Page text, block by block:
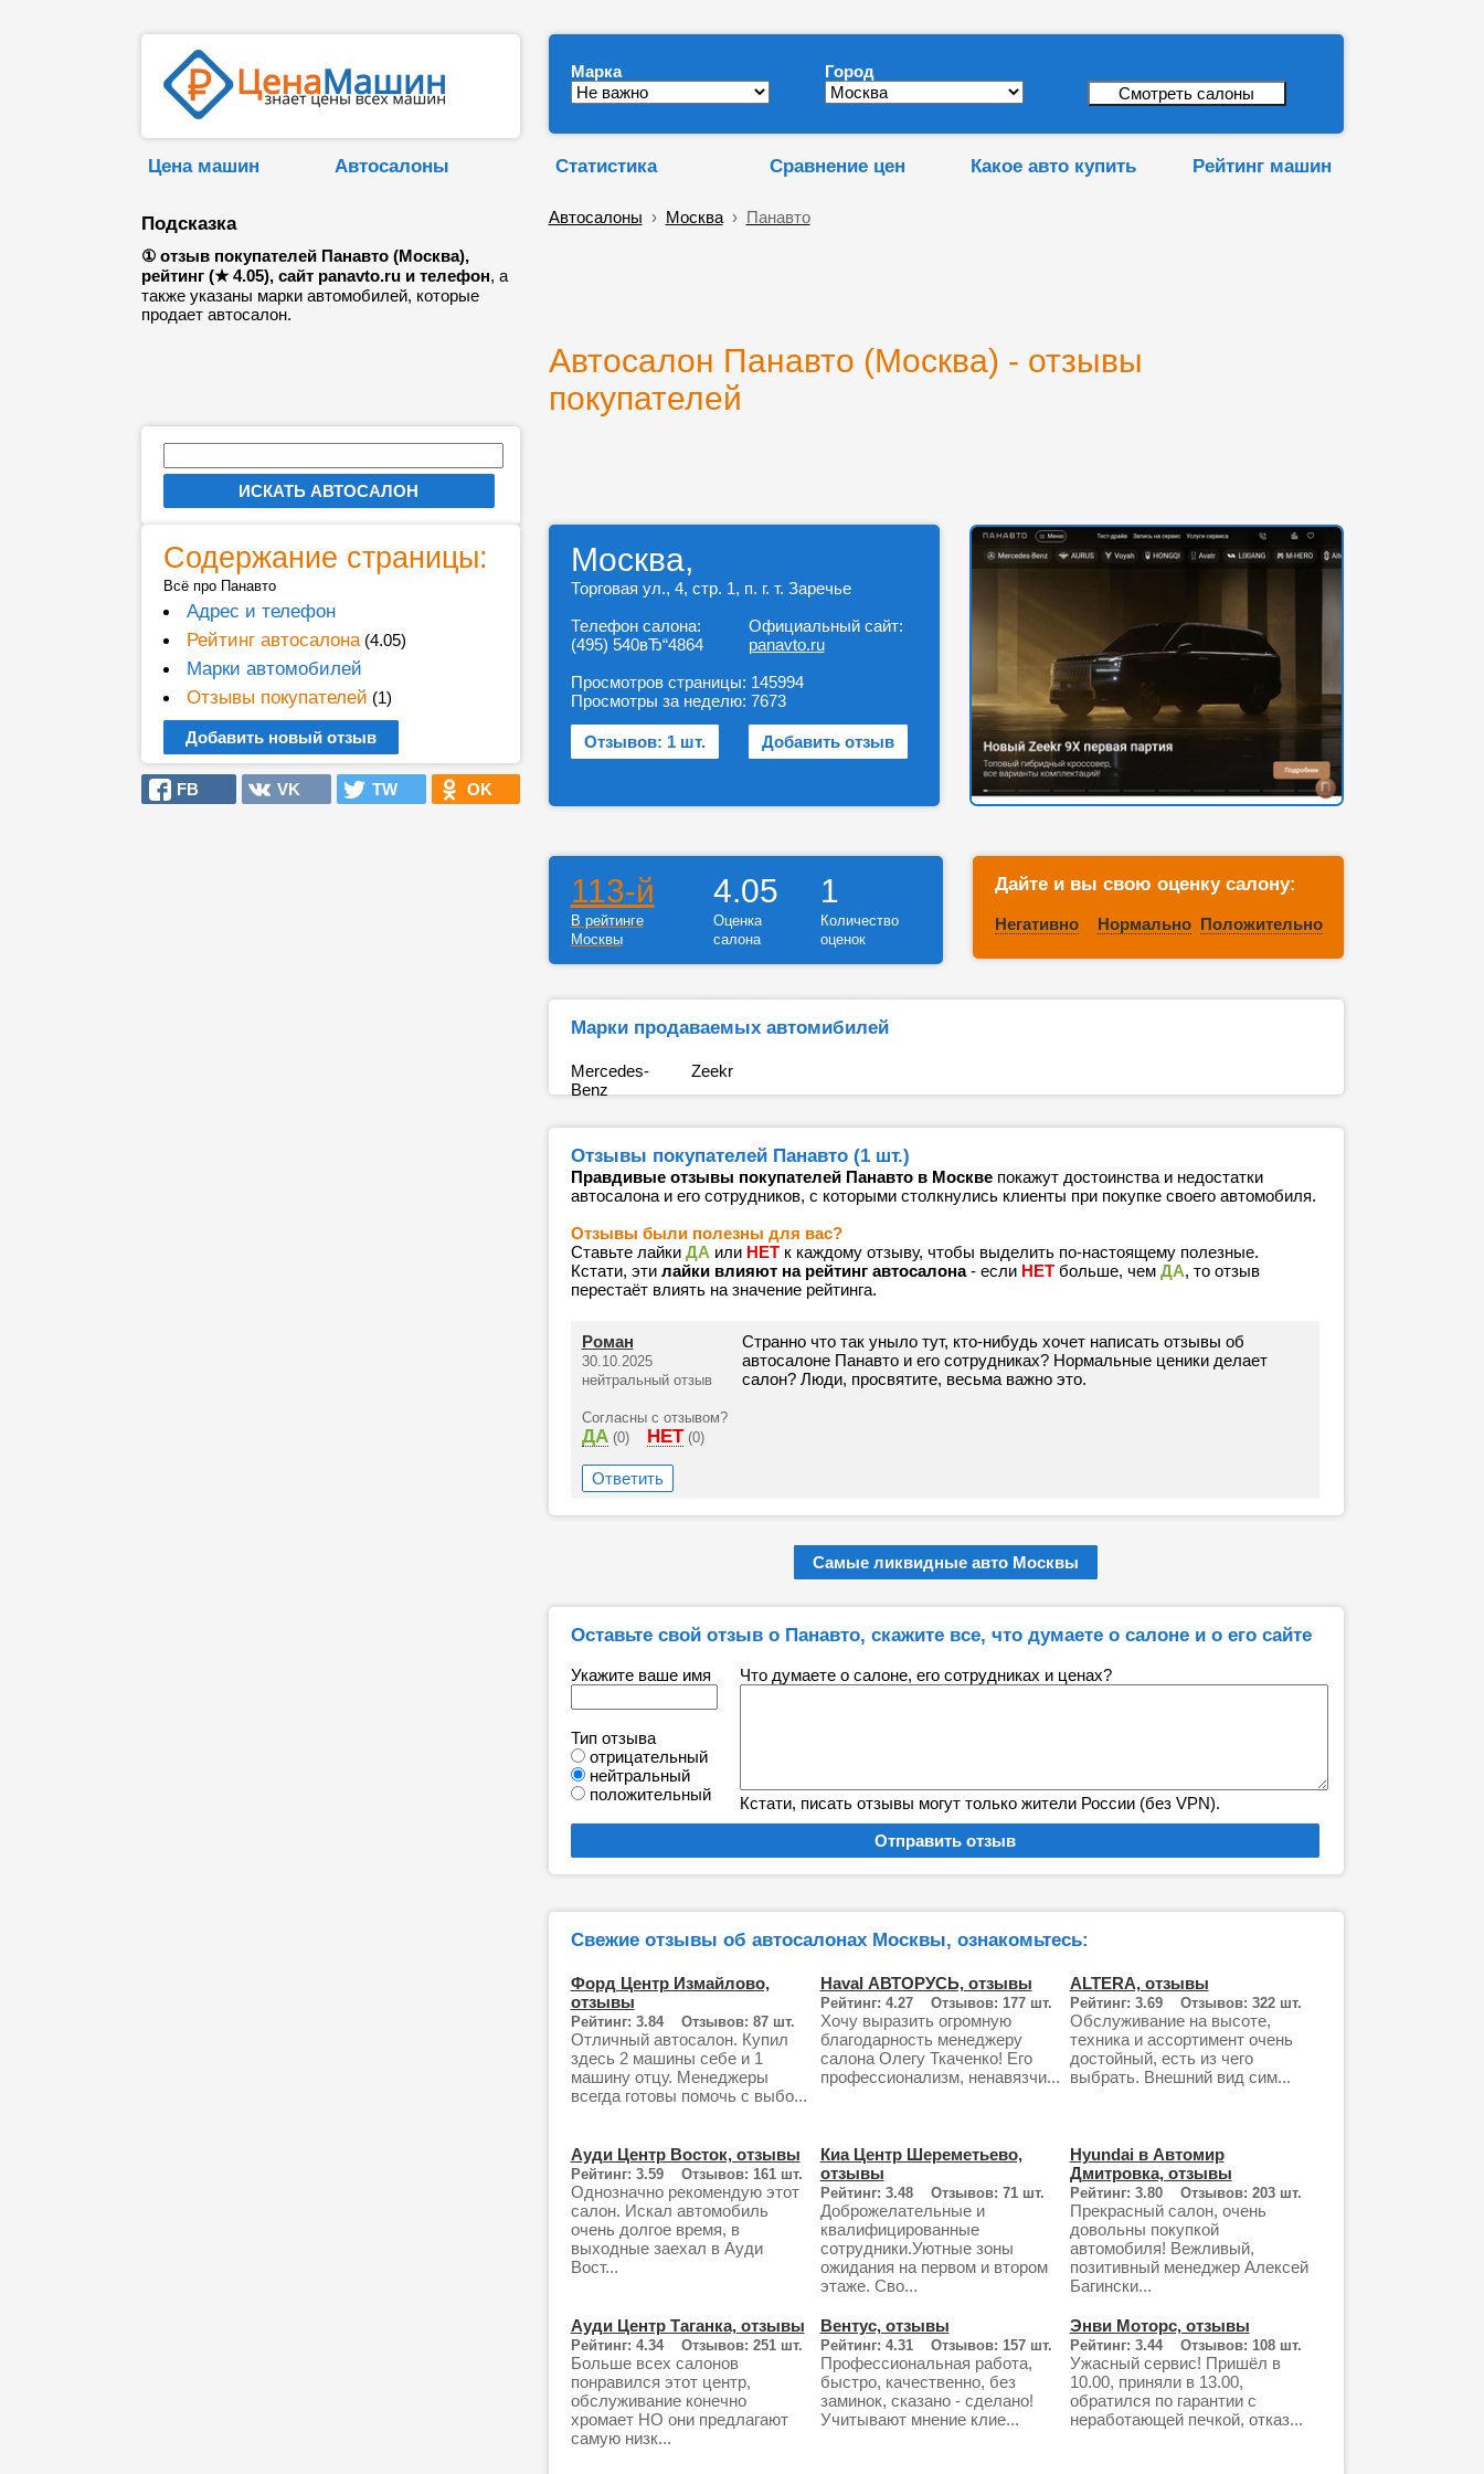
Марка Город
Цена машин Автосалоны Статистика Сравнение цен Какое авто купить Рейтинг машин
Подсказка
① отзыв покупателей Панавто (Москва),
рейтинг (★ 4.05), сайт panavto.ru и телефон, а
также указаны марки автомобилей, которые
продает автосалон.
Автосалоны › Москва› Панавто
Автосалон Панавто (Москва) - отзывы
покупателей
Содержание страницы:
Всё про Панавто
Адрес и телефон
Рейтинг автосалона(4.05)
Марки автомобилей
Отзывы покупателей (1)
Добавить новый отзыв
FB VK TW OK
Москва,
Торговая ул., 4, стр. 1, п. г. т. Заречье
Телефон салона:
(495) 540вЂ“4864
Официальный сайт:
panavto.ru
Просмотров страницы:
Просмотры за неделю:
145994
7673
Отзывов: 1 шт. Добавить отзыв
113-й
В рейтинге
Москвы
4.05
Оценка
салона
1
Количество
оценок
Дайте и вы свою оценку салону:
Негативно Нормально Положительно
Марки продаваемых автомибилей
Mercedes-
Benz
Zeekr
Отзывы покупателей Панавто (1 шт.)
Правдивые отзывы покупателей Панавто в Москвепокажут достоинства и недостатки
автосалона и его сотрудников, с которыми столкнулись клиенты при покупке своего автомобиля.
Отзывы были полезны для вас?
Ставьте лайки ДА или НЕТк каждому отзыву, чтобы выделить по-настоящему полезные.
Кстати, эти лайки влияют на рейтинг автосалона- если НЕТбольше, чем ДА, то отзыв
перестаёт влиять на значение рейтинга.
Роман
30.10.2025
нейтральный отзыв
Согласны с отзывом?
ДА (0) НЕТ (0)
Странно что так уныло тут, кто-нибудь хочет написать отзывы об
автосалоне Панавто и его сотрудниках? Нормальные ценики делает
салон? Люди, просвятите, весьма важно это.
Ответить
Самые ликвидные авто Москвы
Оставьте свой отзыв о Панавто, скажите все, что думаете о салоне и о его сайте
Укажите ваше имя
Тип отзыва
отрицательный
нейтральный
положительный
Что думаете о салоне, его сотрудниках и ценах?
Кстати, писать отзывы могут только жители России (без VPN).
Свежие отзывы об автосалонах Москвы, ознакомьтесь:
Форд Центр Измайлово,
отзывы
Рейтинг: 3.84 Отзывов: 87 шт.
Отличный автосалон. Купил
здесь 2 машины себе и 1
машину отцу. Менеджеры
всегда готовы помочь с выбо...
Haval АВТОРУСЬ, отзывы
Рейтинг: 4.27 Отзывов: 177 шт.
Хочу выразить огромную
благодарность менеджеру
салона Олегу Ткаченко! Его
профессионализм, ненавязчи...
ALTERA, отзывы
Рейтинг: 3.69 Отзывов: 322 шт.
Обслуживание на высоте,
техника и ассортимент очень
достойный, есть из чего
выбрать. Внешний вид сим...
Ауди Центр Восток, отзывы
Рейтинг: 3.59 Отзывов: 161 шт.
Однозначно рекомендую этот
салон. Искал автомобиль
очень долгое время, в
выходные заехал в Ауди
Вост...
Киа Центр Шереметьево,
отзывы
Рейтинг: 3.48 Отзывов: 71 шт.
Доброжелательные и
квалифицированные
сотрудники.Уютные зоны
ожидания на первом и втором
этаже. Сво...
Hyundai в Автомир
Дмитровка, отзывы
Рейтинг: 3.80 Отзывов: 203 шт.
Прекрасный салон, очень
довольны покупкой
автомобиля! Вежливый,
позитивный менеджер Алексей
Багински...
Ауди Центр Таганка, отзывы
Рейтинг: 4.34 Отзывов: 251 шт.
Больше всех салонов
понравился этот центр,
обслуживание конечно
хромает НО они предлагают
самую низк...
Вентус, отзывы
Рейтинг: 4.31 Отзывов: 157 шт.
Профессиональная работа,
быстро, качественно, без
заминок, сказано - сделано!
Учитывают мнение клие...
Энви Моторс, отзывы
Рейтинг: 3.44 Отзывов: 108 шт.
Ужасный сервис! Пришёл в
10.00, приняли в 13.00,
обратился по гарантии с
неработающей печкой, отказ...